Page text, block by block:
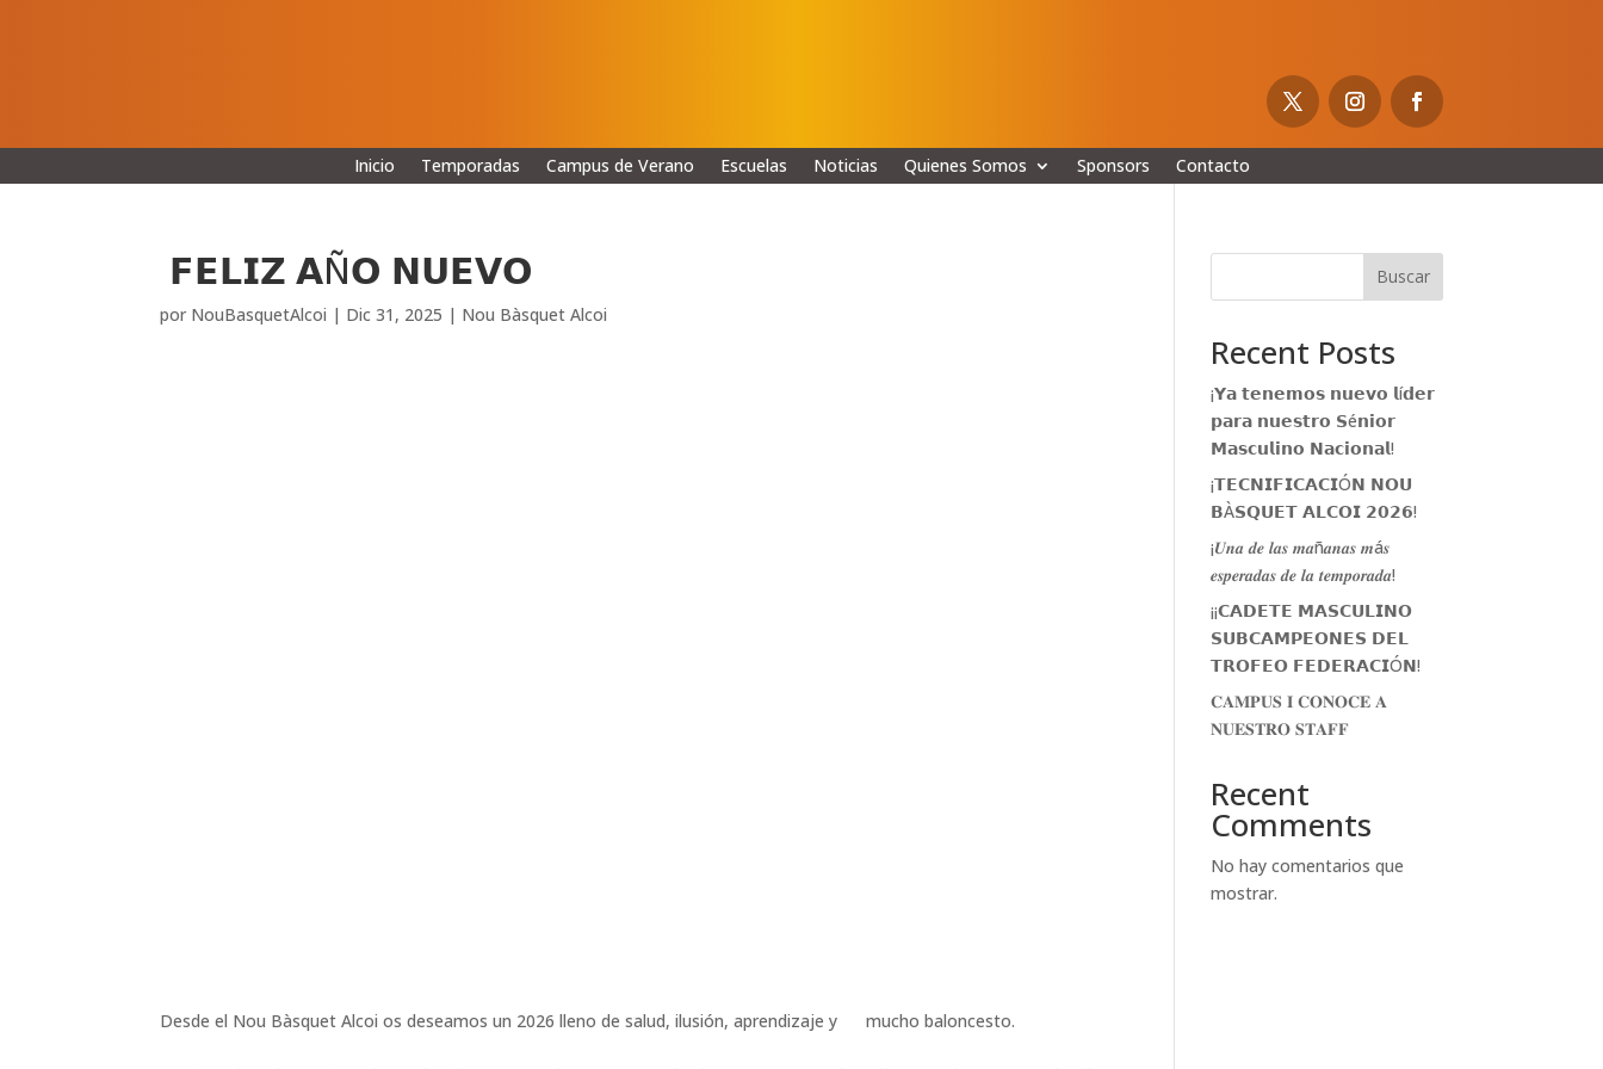
Inicio Temporadas Campus de Verano Escuelas Noticias Quienes Somos Sponsors Contacto
𝗙𝗘𝗟𝗜𝗭 𝗔Ñ𝗢 𝗡𝗨𝗘𝗩𝗢
por NouBasquetAlcoi | Dic 31, 2025 | Nou Bàsquet Alcoi
Desde el Nou Bàsquet Alcoi os deseamos un 2026 lleno de salud, ilusión, aprendizaje y mucho baloncesto.
Buscar
Recent Posts
¡𝗬𝗮 𝘁𝗲𝗻𝗲𝗺𝗼𝘀 𝗻𝘂𝗲𝘃𝗼 𝗹í𝗱𝗲𝗿
𝗽𝗮𝗿𝗮 𝗻𝘂𝗲𝘀𝘁𝗿𝗼 𝗦é𝗻𝗶𝗼𝗿
𝗠𝗮𝘀𝗰𝘂𝗹𝗶𝗻𝗼 𝗡𝗮𝗰𝗶𝗼𝗻𝗮𝗹!
¡𝗧𝗘𝗖𝗡𝗜𝗙𝗜𝗖𝗔𝗖𝗜Ó𝗡 𝗡𝗢𝗨
𝗕À𝗦𝗤𝗨𝗘𝗧 𝗔𝗟𝗖𝗢𝗜 𝟮𝟬𝟮𝟲!
¡𝑼𝒏𝒂 𝒅𝒆 𝒍𝒂𝒔 𝒎𝒂ñ𝒂𝒏𝒂𝒔 𝒎á𝒔
𝒆𝒔𝒑𝒆𝒓𝒂𝒅𝒂𝒔 𝒅𝒆 𝒍𝒂 𝒕𝒆𝒎𝒑𝒐𝒓𝒂𝒅𝒂!
¡¡𝗖𝗔𝗗𝗘𝗧𝗘 𝗠𝗔𝗦𝗖𝗨𝗟𝗜𝗡𝗢
𝗦𝗨𝗕𝗖𝗔𝗠𝗣𝗘𝗢𝗡𝗘𝗦 𝗗𝗘𝗟
𝗧𝗥𝗢𝗙𝗘𝗢 𝗙𝗘𝗗𝗘𝗥𝗔𝗖𝗜Ó𝗡!
𝐂𝐀𝐌𝐏𝐔𝐒 𝐈 𝐂𝐎𝐍𝐎𝐂𝐄 𝐀
𝐍𝐔𝐄𝐒𝐓𝐑𝐎 𝐒𝐓𝐀𝐅𝐅
Recent
Comments
No hay comentarios que
mostrar.